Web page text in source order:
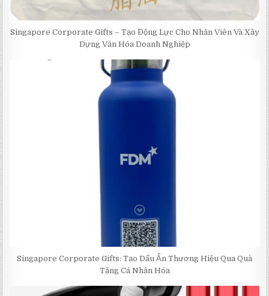
Singapore Corporate Gifts – Tạo Động Lực Cho Nhân Viên Và Xây
Dựng Văn Hóa Doanh Nghiệp
Singapore Corporate Gifts: Tạo Dấu Ấn Thương Hiệu Qua Quà
Tặng Cá Nhân Hóa